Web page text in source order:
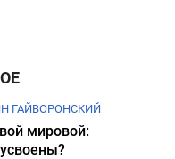
ГАЙВОРОНСКИЙ
мировой: